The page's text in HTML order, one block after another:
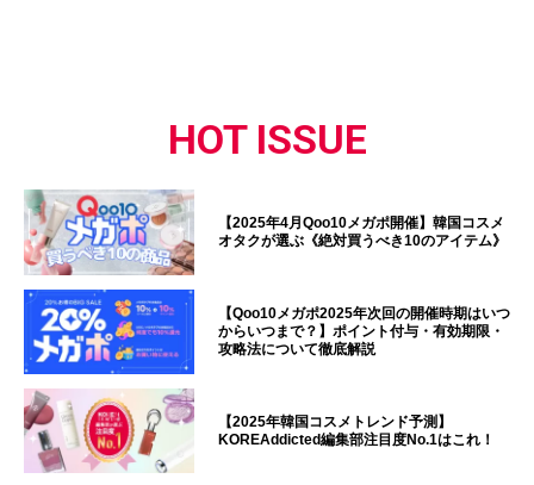
HOT ISSUE
【2025年4月Qoo10メガポ開催】韓国コスメ
オタクが選ぶ《絶対買うべき10のアイテム》
【Qoo10メガポ2025年次回の開催時期はいつ
からいつまで？】ポイント付与・有効期限・
攻略法について徹底解説
【2025年韓国コスメトレンド予測】
KOREAddicted編集部注目度No.1はこれ！